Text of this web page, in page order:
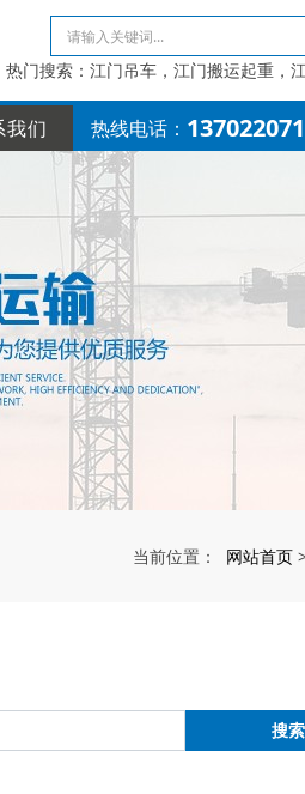
热门搜索：江门吊车，江门搬运起重，
我们 热线电话：
当前位置： 网站首页
搜索